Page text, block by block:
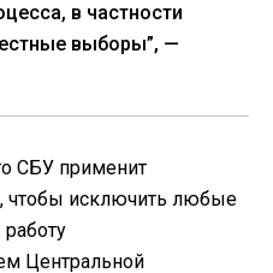
в частности
выборы”, —
СБУ применит
чтобы исключить любые
Центральной